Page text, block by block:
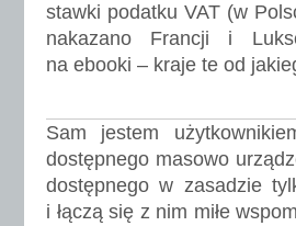
stawki podatku VAT (w
nakazano Francji i
na ebooki – kraje te od
Sam jestem
dostępnego masowo
dostępnego w zasadzie
i łączą się z nim miłe